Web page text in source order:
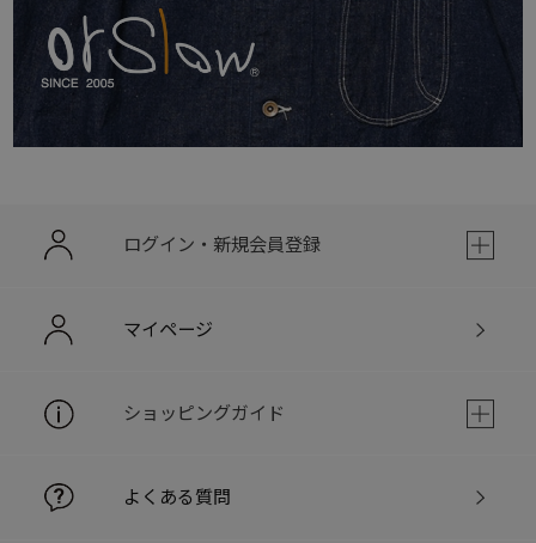
ログイン・新規会員登録
マイページ
ショッピングガイド
よくある質問